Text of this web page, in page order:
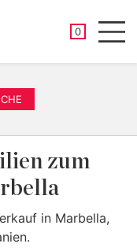
0
zum
in Marbella,